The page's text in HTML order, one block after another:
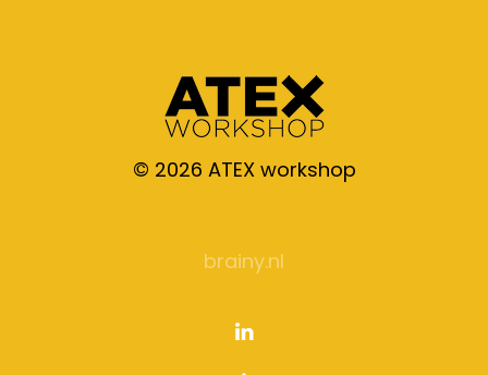
© 2026 ATEX workshop
brainy.nl